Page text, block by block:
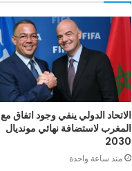
الاتحاد الدولي ينفي وجود اتفاق مع
المغرب لاستضافة نهائي مونديال
2030
منذ ساعة واحدة